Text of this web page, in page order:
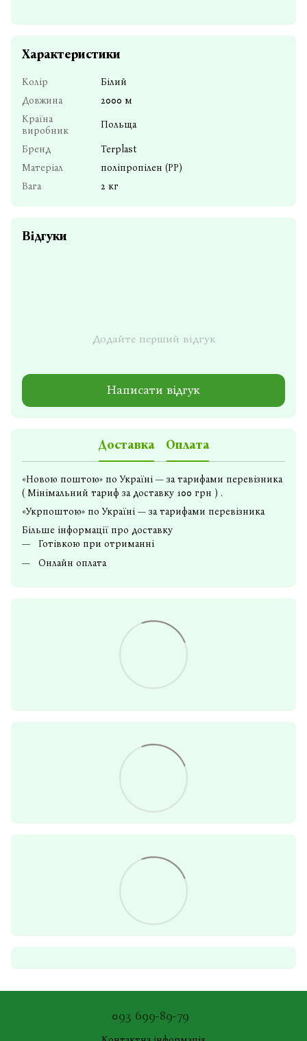
Характеристики
Колір
Білий
Довжина
2000 м
Країна
виробник
Польща
Бренд
Terplast
Матеріал
поліпропілен (РР)
Вага
2 кг
Відгуки
Додайте перший відгук
Написати відгук
Доставка Оплата
«Новою поштою» по Україні — за тарифами перевізника
( Мінімальний тариф за доставку 100 грн ) .
«Укрпоштою» по Україні — за тарифами перевізника
Більше інформації про доставку
Готівкою при отриманні
Онлайн оплата
093 699-89-79